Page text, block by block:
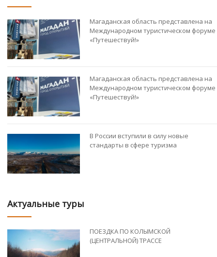
Магаданская область представлена на
Международном туристическом форуме
«Путешествуй!»
Магаданская область представлена на
Международном туристическом форуме
«Путешествуй!»
В России вступили в силу новые
стандарты в сфере туризма
Актуальные туры
ПОЕЗДКА ПО КОЛЫМСКОЙ
(ЦЕНТРАЛЬНОЙ) ТРАССЕ